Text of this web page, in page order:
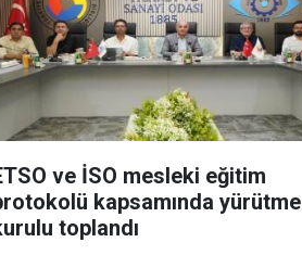
ve İSO mesleki eğitim
kapsamında yürütme
toplandı